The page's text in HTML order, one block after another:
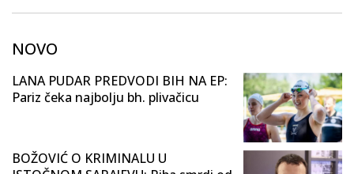
NOVO
LANA PUDAR PREDVODI BIH NA EP:
Pariz čeka najbolju bh. plivačicu
BOŽOVIĆ O KRIMINALU U